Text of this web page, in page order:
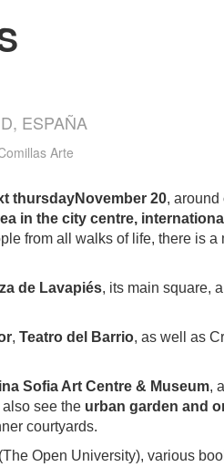
ESPAÑA
Arte
thursdayNovember 20, around
in the city centre,
from all walks of life, there is
de Lavapiés, its main square,
, Teatro del Barrio, as well as
Sofia Art Centre & Museum,
see the urban garden and
courtyards.
(The Open University), various